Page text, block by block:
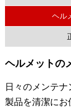
ヘル
ヘルメットの
日々のメンテ
製品を清潔にお